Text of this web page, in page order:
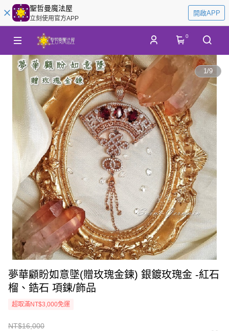
聖哲曼魔法屋
立刻使用官方APP
開啟APP
0
1/9
夢華顧盼如意墜(贈玫瑰金鍊) 銀鍍玫瑰金 -紅石
榴、鋯石 項鍊/飾品
超取滿NT$3,000免運
NT$16,000